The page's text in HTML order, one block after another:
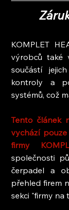
KOMPLET
výrobců také
součástí
kontroly a
systémů, což
Tento článek
vychází
firmy
společnosti
čerpadel a
přehled firem
sekci "firmy na